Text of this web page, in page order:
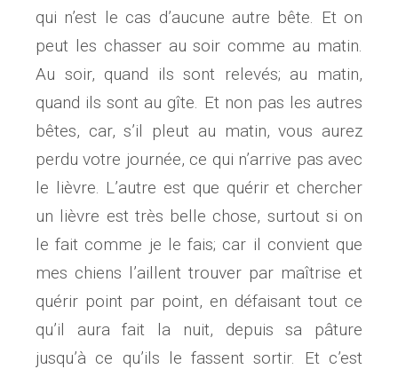
qui n’est le cas d’aucune autre bête. Et on
peut les chasser au soir comme au matin.
Au soir, quand ils sont relevés; au matin,
quand ils sont au gîte. Et non pas les autres
bêtes, car, s’il pleut au matin, vous aurez
perdu votre journée, ce qui n’arrive pas avec
le lièvre. L’autre est que quérir et chercher
un lièvre est très belle chose, surtout si on
le fait comme je le fais; car il convient que
mes chiens l’aillent trouver par maîtrise et
quérir point par point, en défaisant tout ce
qu’il aura fait la nuit, depuis sa pâture
jusqu’à ce qu’ils le fassent sortir. Et c’est